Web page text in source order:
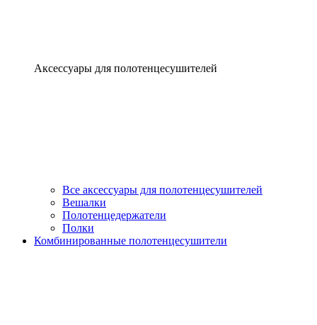
Аксессуары для полотенцесушителей
Все аксессуары для полотенцесушителей
Вешалки
Полотенцедержатели
Полки
Комбинированные полотенцесушители